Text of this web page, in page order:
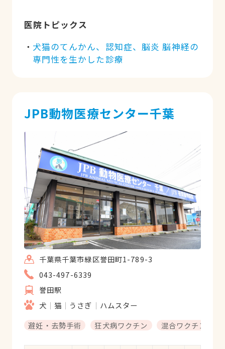
医院トピックス
犬猫のてんかん、認知症、脳炎 脳神経の
専門性を生かした診療
JPB動物医療センター千葉
千葉県千葉市緑区誉田町1-789-3
043-497-6339
誉田駅
犬
猫 うさぎ
ハムスター
避妊・去勢手術
狂犬病ワクチン 混合ワクチン